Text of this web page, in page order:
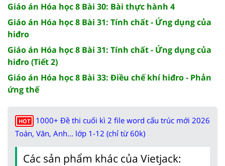
Giáo án Hóa học 8 Bài 30: Bài thực hành 4
Giáo án Hóa học 8 Bài 31: Tính chất - Ứng dụng của
hiđro
Giáo án Hóa học 8 Bài 31: Tính chất - Ứng dụng của
hiđro (Tiết 2)
Giáo án Hóa học 8 Bài 33: Điều chế khí hiđro - Phản
ứng thế
HOT
1000+ Đề thi cuối kì 2 file word cấu trúc mới 2026
Toán, Văn, Anh... lớp 1-12 (chỉ từ 60k)
Các sản phẩm khác của Vietjack: